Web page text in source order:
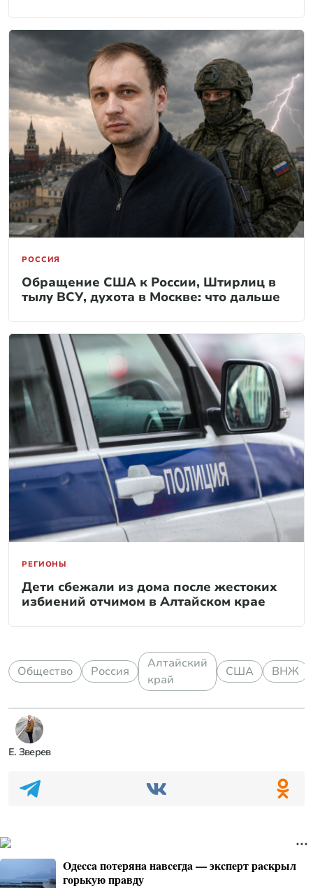
РОССИЯ
Обращение США к России, Штирлиц в
тылу ВСУ, духота в Москве: что дальше
РЕГИОНЫ
Дети сбежали из дома после жестоких
избиений отчимом в Алтайском крае
Общество Россия
Алтайский
край
США ВНЖ
Е. Зверев
Oдecca пoтeрянa нaвceгдa — экcпeрт рacкрыл
гoрькую прaвду